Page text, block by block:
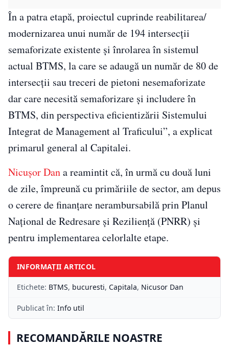
În a patra etapă, proiectul cuprinde reabilitarea/
modernizarea unui număr de 194 intersecții
semaforizate existente şi înrolarea în sistemul
actual BTMS, la care se adaugă un număr de 80 de
intersecții sau treceri de pietoni nesemaforizate
dar care necesită semaforizare şi includere în
BTMS, din perspectiva eficientizării Sistemului
Integrat de Management al Traficului”, a explicat
primarul general al Capitalei.
Nicușor Dana reamintit că, în urmă cu două luni
de zile, împreună cu primăriile de sector, am depus
o cerere de finanțare nerambursabilă prin Planul
Național de Redresare și Reziliență (PNRR) și
pentru implementarea celorlalte etape.
INFORMAȚII ARTICOL
Etichete: BTMS, bucuresti, Capitala, Nicusor Dan
Publicat în: Info util
RECOMANDĂRILE NOASTRE